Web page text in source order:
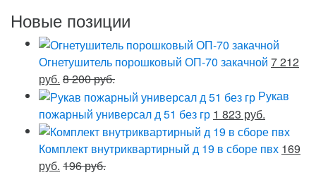
Новые позиции
Огнетушитель порошковый ОП-70 закачной 7 212
руб. 8 200 руб.
Рукав
пожарный универсал д 51 без гр 1 823 руб.
Комплект внутриквартирный д 19 в сборе пвх 169
руб. 196 руб.